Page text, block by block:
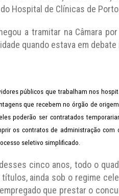
Hospital de Clínicas de
a tramitar na Câmara
quando estava em
públicos que trabalham nos
que recebem no órgão de
poderão ser contratados
os contratos de administração
seletivo simplificado.
cinco anos, todo o
ainda sob o regime
que prestar o